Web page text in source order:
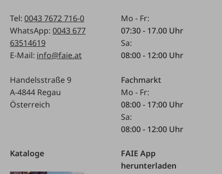
Tel: 0043 7672 716-0
WhatsApp: 0043 677
63514619
E-Mail: info@faie.at
Handelsstraße 9
A-4844 Regau
Österreich
Mo - Fr:
07:30 - 17.00 Uhr
Sa:
08:00 - 12:00 Uhr
Fachmarkt
Mo - Fr:
08:00 - 17:00 Uhr
Sa:
08:00 - 12:00 Uhr
Kataloge
FAIE App
herunterladen